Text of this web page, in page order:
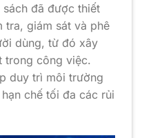
đã được thiết
tra, giám sát và phê
dùng, từ đó xây
trong công việc.
duy trì môi trường
chế tối đa các rủi